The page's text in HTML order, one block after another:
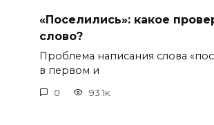
«Поселились»: какое
слово?
Проблема написания слова
в первом и
0 93.1к.